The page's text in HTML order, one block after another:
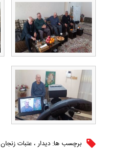
برچسب ها: دیدار ، عتبات زنجان